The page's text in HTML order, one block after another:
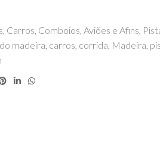
, Carros, Comboios, Aviões e Afins,
madeira, carros, corrida, Madeira,